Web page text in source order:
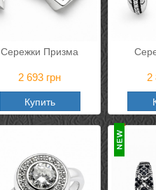
Сережки Призма
2 693 грн
Купить
2